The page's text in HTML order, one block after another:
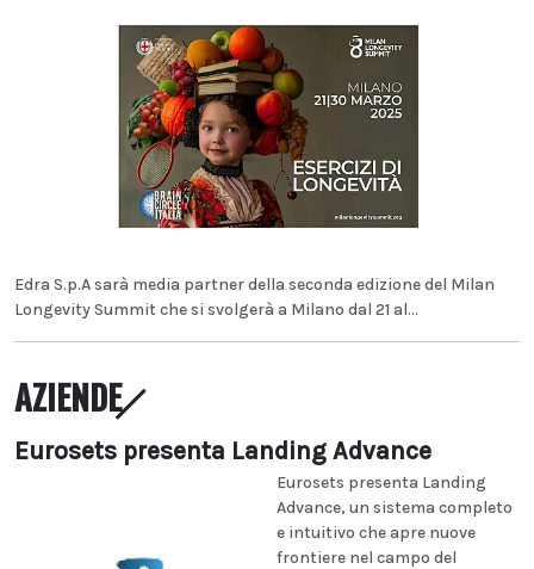
Edra S.p.A sarà media partner della seconda edizione del Milan
Longevity Summit che si svolgerà a Milano dal 21 al...
AZIENDE
Eurosets presenta Landing Advance
Eurosets presenta Landing
Advance, un sistema completo
e intuitivo che apre nuove
frontiere nel campo del